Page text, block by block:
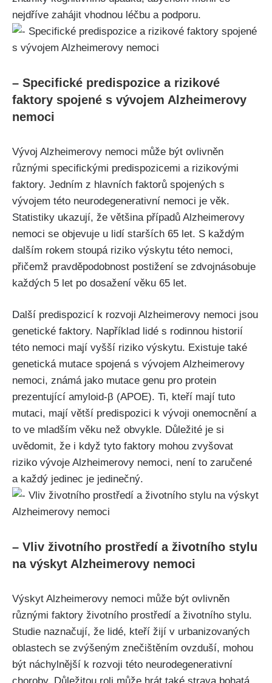
nejdříve zahájit vhodnou léčbu a podporu.
– Specifické predispozice a rizikové
faktory spojené s vývojem Alzheimerovy
nemoci
Vývoj Alzheimerovy nemoci může být ovlivněn
různými specifickými predispozicemi a rizikovými
faktory. Jedním z hlavních faktorů spojených s
vývojem této neurodegenerativní nemoci je věk.
Statistiky ukazují, že většina případů Alzheimerovy
nemoci se objevuje u lidí starších 65 let. S každým
dalším rokem stoupá riziko výskytu této nemoci,
přičemž pravděpodobnost postižení se zdvojnásobuje
každých 5 let po dosažení věku 65 let.
Další predispozicí k rozvoji Alzheimerovy nemoci jsou
genetické faktory. Například lidé s rodinnou historií
této nemoci mají vyšší riziko výskytu. Existuje také
genetická mutace spojená s vývojem Alzheimerovy
nemoci, známá jako mutace genu pro protein
prezentující amyloid-β (APOE). Ti, kteří mají tuto
mutaci, mají větší predispozici k vývoji onemocnění a
to ve mladším věku než obvykle. Důležité je si
uvědomit, že i když tyto faktory mohou zvyšovat
riziko vývoje Alzheimerovy nemoci, není to zaručené
a každý jedinec je jedinečný.
– Vliv životního prostředí a životního stylu
na výskyt Alzheimerovy nemoci
Výskyt Alzheimerovy nemoci může být ovlivněn
různými faktory životního prostředí a životního stylu.
Studie naznačují, že lidé, kteří žijí v urbanizovaných
oblastech se zvýšeným znečištěním ovzduší, mohou
být náchylnější k rozvoji této neurodegenerativní